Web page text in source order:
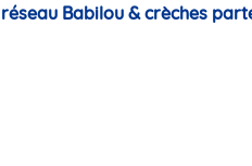
Babilou & crèches